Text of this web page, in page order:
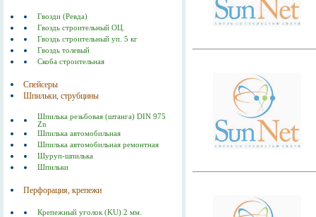
Гвозди (Ревда)
Гвоздь строительный ОЦ.
Гвоздь строительный уп. 5 кг
Гвоздь толевый
Скоба строительная
Спейсеры
Шпильки, струбцины
Шпилька резьбовая (штанга) DIN 975
Zn
Шпилька автомобильная
Шпилька автомобильная ремонтная
Шуруп-шпилька
Шпильки
Перфорация, крепежи
Крепежный уголок (KU) 2 мм.